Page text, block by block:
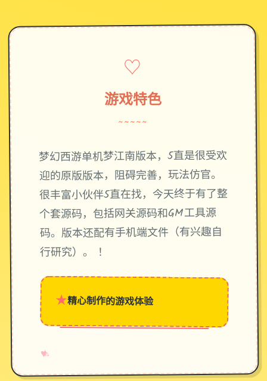
♡
游戏特色
~~~~~
梦幻西游单机梦江南版本，5直是很受欢
迎的原版版本，阻碍完善，玩法仿官。
很丰富小伙伴5直在找，今天终于有了整
个套源码，包括网关源码和GM工具源
码。版本还配有手机端文件（有兴趣自
行研究）。 ！
★精心制作的游戏体验
♥
✧
→